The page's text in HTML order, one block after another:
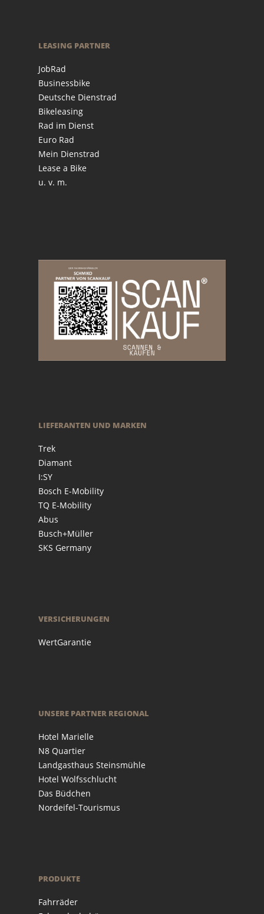
LEASING PARTNER
JobRad
Businessbike
Deutsche Dienstrad
Bikeleasing
Rad im Dienst
Euro Rad
Mein Dienstrad
Lease a Bike
u. v. m.
LIEFERANTEN UND MARKEN
Trek
Diamant
I:SY
Bosch E-Mobility
TQ E-Mobility
Abus
Busch+Müller
SKS Germany
VERSICHERUNGEN
WertGarantie
UNSERE PARTNER REGIONAL
Hotel Marielle
N8 Quartier
Landgasthaus Steinsmühle
Hotel Wolfsschlucht
Das Büdchen
Nordeifel-Tourismus
PRODUKTE
Fahrräder